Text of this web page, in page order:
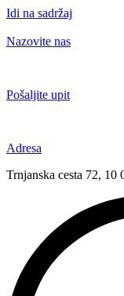
Idi na sadržaj
Nazovite nas
Pošaljite upit
Adresa
Trnjanska cesta 72, 10